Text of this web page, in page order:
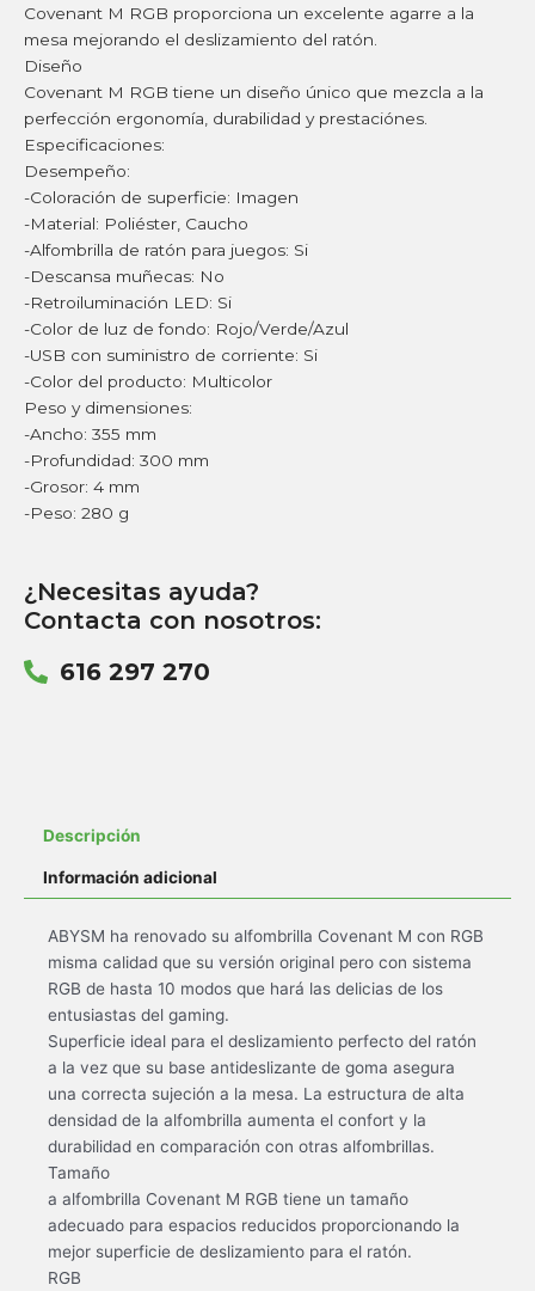
Covenant M RGB proporciona un excelente agarre a la
mesa mejorando el deslizamiento del ratón.
Diseño
Covenant M RGB tiene un diseño único que mezcla a la
perfección ergonomía, durabilidad y prestaciónes.
Especificaciones:
Desempeño:
-Coloración de superficie: Imagen
-Material: Poliéster, Caucho
-Alfombrilla de ratón para juegos: Si
-Descansa muñecas: No
-Retroiluminación LED: Si
-Color de luz de fondo: Rojo/Verde/Azul
-USB con suministro de corriente: Si
-Color del producto: Multicolor
Peso y dimensiones:
-Ancho: 355 mm
-Profundidad: 300 mm
-Grosor: 4 mm
-Peso: 280 g
¿Necesitas ayuda?
Contacta con nosotros:
616 297 270
Descripción
Información adicional
ABYSM ha renovado su alfombrilla Covenant M con RGB
misma calidad que su versión original pero con sistema
RGB de hasta 10 modos que hará las delicias de los
entusiastas del gaming.
Superficie ideal para el deslizamiento perfecto del ratón
a la vez que su base antideslizante de goma asegura
una correcta sujeción a la mesa. La estructura de alta
densidad de la alfombrilla aumenta el confort y la
durabilidad en comparación con otras alfombrillas.
Tamaño
a alfombrilla Covenant M RGB tiene un tamaño
adecuado para espacios reducidos proporcionando la
mejor superficie de deslizamiento para el ratón.
RGB